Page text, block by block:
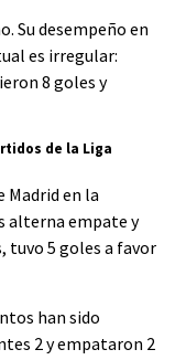
Su desempeño en
es irregular:
8 goles y
de la Liga
Madrid en la
alterna empate y
tuvo 5 goles a favor
han sido
2 y empataron 2